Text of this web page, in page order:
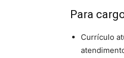
Para
Currículo